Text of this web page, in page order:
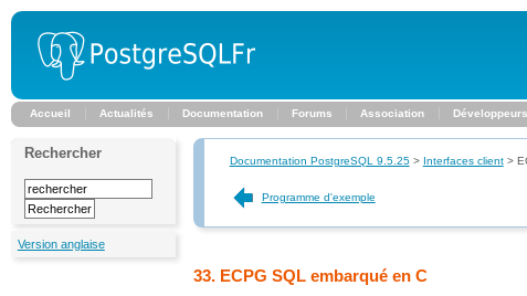
Accueil Actualités Documentation Forums Association Développeurs
Rechercher
Version anglaise
Documentation PostgreSQL 9.5.25> Interfaces client>
Programme d'exemple
33. ECPG SQL embarqué en C